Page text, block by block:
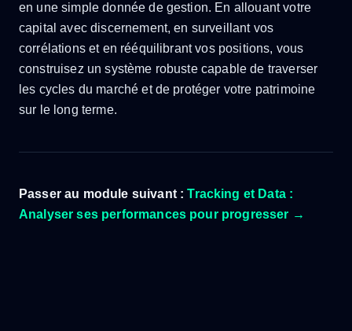
en une simple donnée de gestion. En allouant votre
capital avec discernement, en surveillant vos
corrélations et en rééquilibrant vos positions, vous
construisez un système robuste capable de traverser
les cycles du marché et de protéger votre patrimoine
sur le long terme.
Passer au module suivant : Tracking et Data :
Analyser ses performances pour progresser →